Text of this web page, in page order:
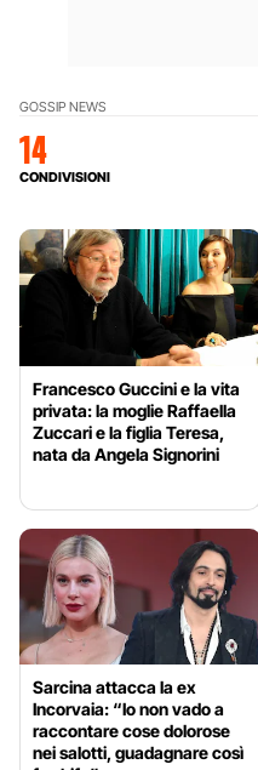
GOSSIP NEWS
14
CONDIVISIONI
Francesco Guccini e la vita
privata: la moglie Raffaella
Zuccari e la figlia Teresa,
nata da Angela Signorini
Sarcina attacca la ex
Incorvaia: “Io non vado a
raccontare cose dolorose
nei salotti, guadagnare così